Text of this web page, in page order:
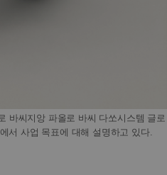
바씨지앙 파올로 바씨 다쏘시스템 글로
서 사업 목표에 대해 설명하고 있다.